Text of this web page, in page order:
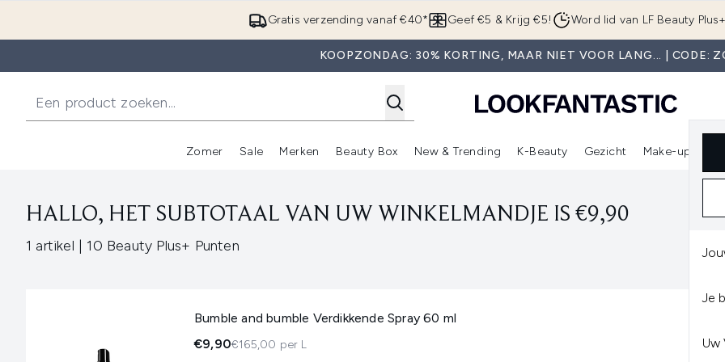
Overslaan naar de hoofdinhoud
Gratis verzending vanaf €40* Geef €5 & Krijg €5! Word lid van LF Beauty Plus+
KOOPZONDAG: 30% KORTING, MAAR NIET VOOR LANG... | CODE:
Je
Uw
Zomer
Enter submenu (Zomer)
Sale
Enter submenu (Sale)
Merken
Enter submenu (Merken)
Beauty Box
Enter submenu (Beauty Box)
New & Trending
Enter submenu (New & Trending)
K-Beauty
Enter submenu (K-Beauty)
Gezicht Make-up
HALLO, HET SUBTOTAAL VAN UW WINKELMANDJE IS €9,90
1 artikel ,| 10 Beauty Plus+ Punten
Bumble and bumble Verdikkende Spray 60 ml
€9,90€165,00 per L